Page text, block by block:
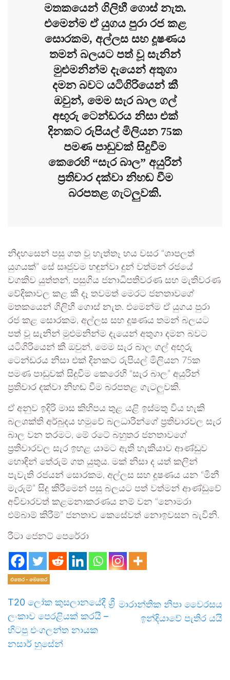
මතකයෙන් ගිලිහී ගොස් නැත.
එමෙන්ම ඒ යුගය පුරා රජ කළ
සොරකම, අල්ලස සහ දූෂණය
තමන් බලයට පත් වූ සැනින්
මුළුමනින්ම දැයෙන් අතුගා
දමන බවට යටිගිරියෙන් කී
ඔවුන්, මෙම සැර බාල ගල්
අඟුරු ටෙන්ඩරය නිසා එක්
දිනකට රුපියල් මිලියන 75ක
පමණ පාඩුවක් සිදුවීම
කෙරෙහි “සැර බාල” අයුරින්
ප්‍රතිචාර දක්වා නිහඬ වීම
බරපතළ ගැටලුවකි.
නිදහසෙන් පසු ගත වූ හැත්තෑ හය වසර “ශාපලත්
යුගයක්” සේ සෘජුවම හඳුන්වා දුන් වත්මන් රජයේ
වගකිව යුත්තන්, පසුගිය ජනාධිපතිවරණ සහ මැතිවරණ
වේදිකාවල කළ කී දෑ තවමත් මෙරට ජනතාවගේ
මතකයෙන් ගිලිහී ගොස් නැත. එමෙන්ම ඒ යුගය පුරා
රජ කළ සොරකම, අල්ලස සහ දූෂණය තමන් බලයට
පත් වූ සැනින් මුළුමනින්ම දැයෙන් අතුගා දමන බවට
යටිගිරියෙන් කී ඔවුන්, මෙම සැර බාල ගල් අඟුරු
ටෙන්ඩරය නිසා එක් දිනකට රුපියල් මිලියන 75ක
පමණ පාඩුවක් සිදුවීම කෙරෙහි “සැර බාල” අයුරින්
ප්‍රතිචාර දක්වා නිහඬ වීම බරපතළ ගැටලුවකි.
ඒ අනුව ඉදිරි මාස කිහිපය තුළ යළි ඉස්මතු විය හැකි
බලශක්ති අර්බුදය හමුවේ බලධාරීන්ගේ ප්‍රතිචාරවල සැර
බාල වන තරමට, මේ රටේ බහුතර ජනතාවගේ
ප්‍රතිචාරවල සැර ඉහළ යාමට ඇති හැකියාව ආණ්ඩුව
හොඳින් තේරුම් ගත යුතුය. මක් නිසා ද යත් කලින්
පැවැති රජයන් සොරකම, අල්ලස සහ දූෂණය යන “මිනී
මැරුම්” සිදු කිරීමෙන් පසු බලයට පත් වත්මන් ආණ්ඩුවේ
අවිචාරවත් කළමනාකරණය නම් වන “නොමරා
එම්බාම් කිරීම්” ජනතාව කෙසේවත් නොඉවසන බැවිනි.
රීටා ජෙනට් පෙරේරා
එතෙර - මෙතෙර
T20 ලෝක කුසලානයේදී ශ්‍රී
ලංකාව පෙරළියක් කරයි –
හිටපු එංගලන්ත නායක
නසාර් හුසේන්
මාරාන්තික නිපා වෛරසය
ඉන්දියාවේ පැතිර යයි